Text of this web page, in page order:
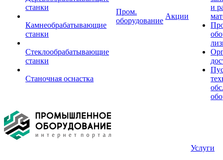
станки
Камнеобрабатывающие
станки
Стеклообрабатывающие
станки
Станочная оснастка
Пром.
оборудование
Акции
и
Услуги